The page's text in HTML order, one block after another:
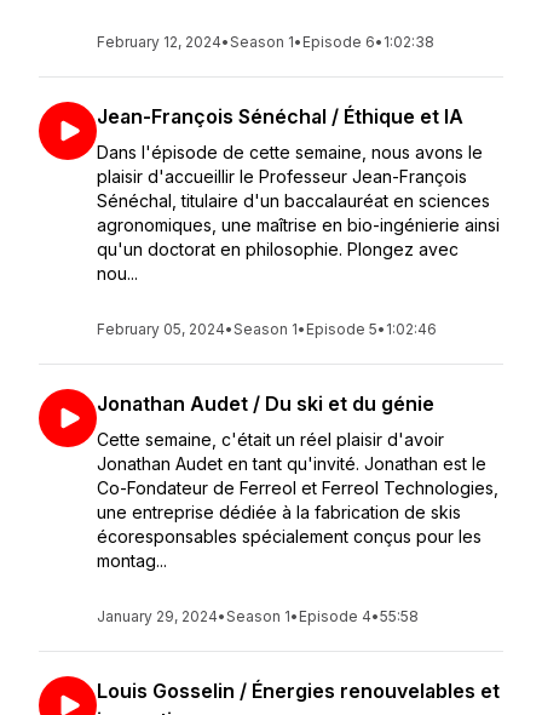
February 12, 2024•Season 1• Episode 6• 1:02:38
Jean-François Sénéchal / Éthique et IA
Dans l'épisode de cette semaine, nous avons le
plaisir d'accueillir le Professeur Jean-François
Sénéchal, titulaire d'un baccalauréat en sciences
agronomiques, une maîtrise en bio-ingénierie ainsi
qu'un doctorat en philosophie. Plongez avec
nou...
February 05, 2024•Season 1• Episode 5• 1:02:46
Jonathan Audet / Du ski et du génie
Cette semaine, c'était un réel plaisir d'avoir
Jonathan Audet en tant qu'invité. Jonathan est le
Co-Fondateur de Ferreol et Ferreol Technologies,
une entreprise dédiée à la fabrication de skis
écoresponsables spécialement conçus pour les
montag...
January 29, 2024•Season 1• Episode 4•55:58
Louis Gosselin / Énergies renouvelables et